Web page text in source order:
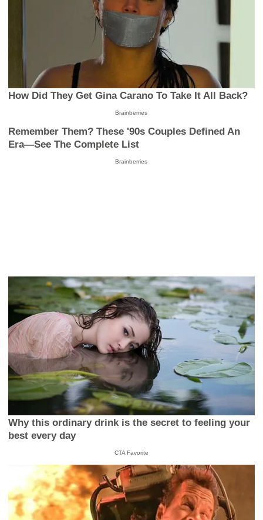
How Did They Get Gina Carano To Take It All Back?
Brainberries
Remember Them? These '90s Couples Defined An
Era—See The Complete List
Brainberries
Why this ordinary drink is the secret to feeling your
best every day
CTA Favorite